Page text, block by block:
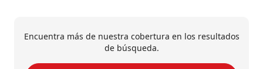
Encuentra más de nuestra cobertura en los resultados
de búsqueda.